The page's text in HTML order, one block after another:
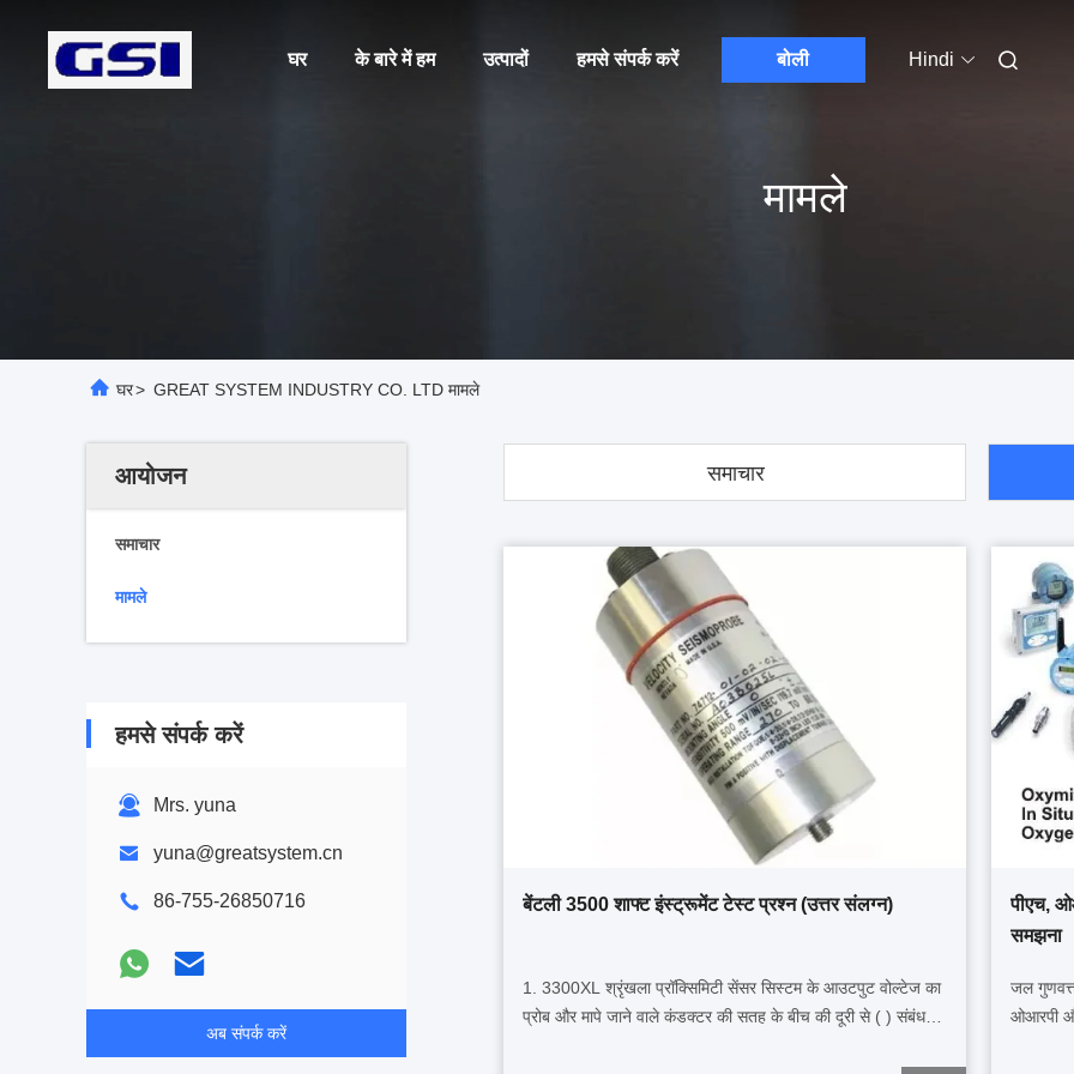
घर के बारे में हम उत्पादों हमसे संपर्क करें बोली Hindi
मामले
घर> GREAT SYSTEM INDUSTRY CO. LTD मामले
आयोजन
समाचार
मामले
हमसे संपर्क करें
Mrs. yuna
yuna@greatsystem.cn
86-755-26850716
अब संपर्क करें
समाचार
बेंटली 3500 शाफ्ट इंस्ट्रूमेंट टेस्ट प्रश्न (उत्तर संलग्न)
1. 3300XL श्रृंखला प्रॉक्सिमिटी सेंसर सिस्टम के आउटपुट वोल्टेज का
प्रोब और मापे जाने वाले कंडक्टर की सतह के बीच की दूरी से ( ) संबंध
पीएच,
समझना
जल
ओआरपी